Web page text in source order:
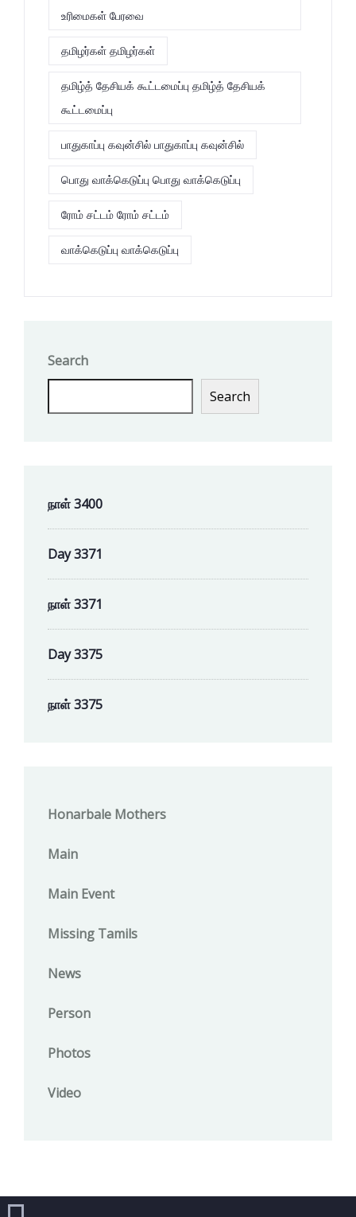
உரிமைகள் பேரவை
தமிழர்கள் தமிழர்கள்
தமிழ்த் தேசியக் கூட்டமைப்பு தமிழ்த் தேசியக்
கூட்டமைப்பு
பாதுகாப்பு கவுன்சில் பாதுகாப்பு கவுன்சில்
பொது வாக்கெடுப்பு பொது வாக்கெடுப்பு
ரோம் சட்டம் ரோம் சட்டம்
வாக்கெடுப்பு வாக்கெடுப்பு
Search
Search
நாள் 3400
Day 3371
நாள் 3371
Day 3375
நாள் 3375
Honarbale Mothers
Main
Main Event
Missing Tamils
News
Person
Photos
Video